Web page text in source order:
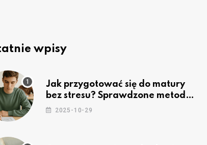
wpisy
Jak przygotować się do matury
bez stresu? Sprawdzone metody
nauki z kursów w Częstochowie
2025-10-29